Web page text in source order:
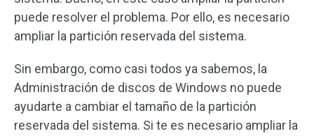
puede resolver el problema. Por ello, es necesario
ampliar la partición reservada del sistema.
Sin embargo, como casi todos ya sabemos, la
Administración de discos de Windows no puede
ayudarte a cambiar el tamaño de la partición
reservada del sistema. Si te es necesario ampliar la